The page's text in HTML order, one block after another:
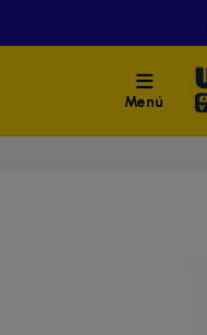
Menú